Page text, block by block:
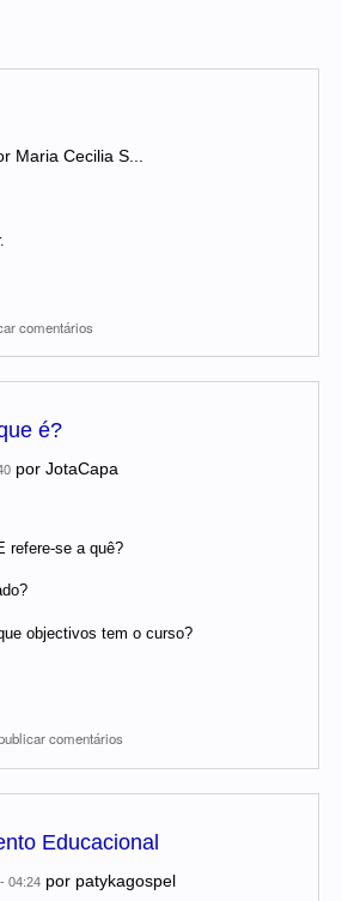
Maria Cecilia S...
comentários
é?
por JotaCapa
refere-se a quê?
objectivos tem o curso?
comentários
Educacional
04:24 por patykagospel